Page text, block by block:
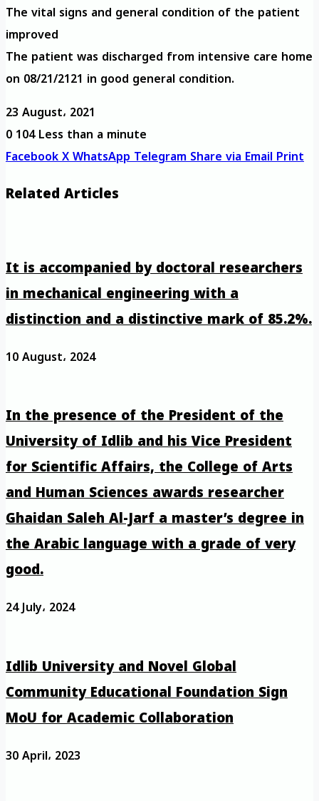
The vital signs and general condition of the patient
improved
The patient was discharged from intensive care home
on 08/21/2121 in good general condition.
23 August، 2021
0104Less than a minute
FacebookXWhatsAppTelegramShare via EmailPrint
Related Articles
It is accompanied by doctoral researchers
in mechanical engineering with a
distinction and a distinctive mark of 85.2%.
10 August، 2024
In the presence of the President of the
University of Idlib and his Vice President
for Scientific Affairs, the College of Arts
and Human Sciences awards researcher
Ghaidan Saleh Al-Jarf a master’s degree in
the Arabic language with a grade of very
good.
24 July، 2024
Idlib University and Novel Global
Community Educational Foundation Sign
MoU for Academic Collaboration
30 April، 2023